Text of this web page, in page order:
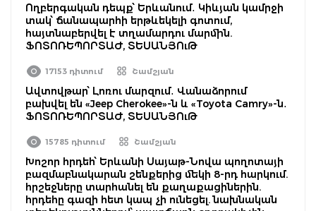
Ողբերգական դեպք՝ Երևանում․ Կիևյան կամրջի
տակ՝ ճանապարհի երթևեկելի գոտում,
հայտնաբերվել է տղամարդու մարմին.
ՖՈՏՈՌԵՊՈՐՏԱԺ, ՏԵՍԱՆՅՈւԹ
17153 դիտում Շամշյան
Ավտովթար՝ Լոռու մարզում․ Վանաձորում
բախվել են «Jeep Cherokee»-ն և «Toyota Camry»-ն․
ՖՈՏՈՌԵՊՈՐՏԱԺ, ՏԵՍԱՆՅՈւԹ
15785 դիտում Շամշյան
Խոշոր հրդեհ՝ Երևանի Սայաթ-Նովա պողոտայի
բազմաբնակարան շենքերից մեկի 8-րդ հարկում.
հրշեջները տարհանել են քաղաքացիներին.
հրդեհը գազի հետ կապ չի ունեցել. նախնական